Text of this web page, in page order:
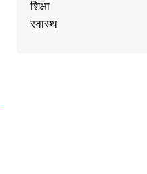
शिक्षा
स्वास्थ